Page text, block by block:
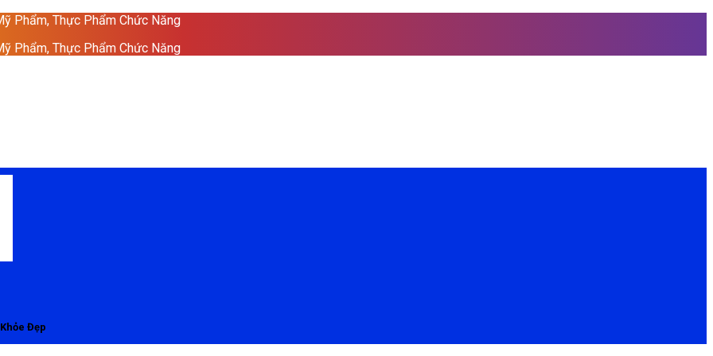
Phẩm, Thực Phẩm Chức Năng
Phẩm, Thực Phẩm Chức Năng
Đẹp